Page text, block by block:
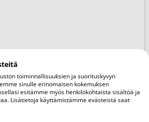
toiminnallisuuksien ja suorituskyvyn
sinulle erinomaisen kokemuksen
esitämme myös henkilökohtaista sisältöä ja
Lisätietoja käyttämistämme evästeistä saat